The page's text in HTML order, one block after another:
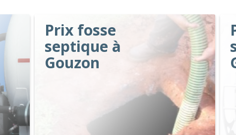
Prix fosse
septique à
Gouzon